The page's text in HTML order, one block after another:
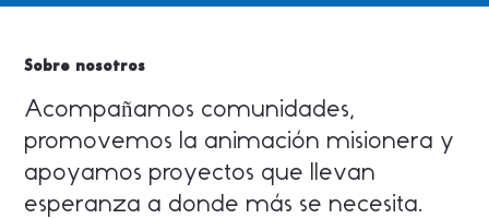
Sobre nosotros
Acompañamos comunidades,
promovemos la animación misionera y
apoyamos proyectos que llevan
esperanza a donde más se necesita.